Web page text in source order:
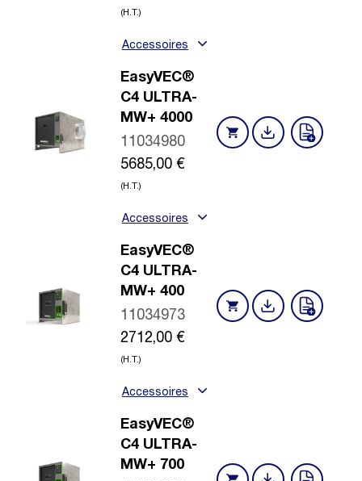
(H.T.)
Accessoires
EasyVEC®
C4 ULTRA-
MW+ 4000
11034980
5685,00 €
(H.T.)
Accessoires
EasyVEC®
C4 ULTRA-
MW+ 400
11034973
2712,00 €
(H.T.)
Accessoires
EasyVEC®
C4 ULTRA-
MW+ 700